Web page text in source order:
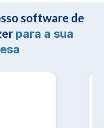
software de
para a sua